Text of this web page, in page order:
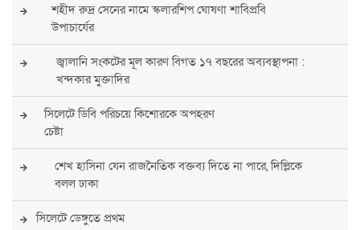
শহীদ রুদ্র সেনের নামে স্কলারশিপ ঘোষণা শাবিপ্রবি
উপাচার্যের
জ্বালানি সংকটের মূল কারণ বিগত ১৭ বছরের অব্যবস্থাপনা :
খন্দকার মুক্তাদির
সিলেটে ডিবি পরিচয়ে কিশোরকে অপহরণ
চেষ্টা
শেখ হাসিনা যেন রাজনৈতিক বক্তব্য দিতে না পারে, দিল্লিকে
বলল ঢাকা
সিলেটে ডেঙ্গুতে প্রথম